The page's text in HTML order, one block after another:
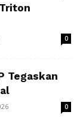
0
Tegaskan
0